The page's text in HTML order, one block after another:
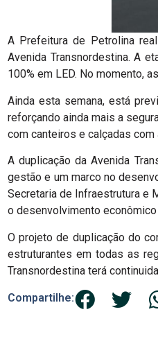
A Prefeitura de Petrolina
Avenida Transnordestina. A
100% em LED. No momento,
Ainda esta semana, está
reforçando ainda mais a
com canteiros e calçadas
A duplicação da Avenida
gestão e um marco no
Secretaria de Infraestrutura e
o desenvolvimento
O projeto de duplicação do
estruturantes em todas as
Transnordestina terá
Compartilhe: